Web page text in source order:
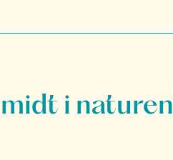
i naturen